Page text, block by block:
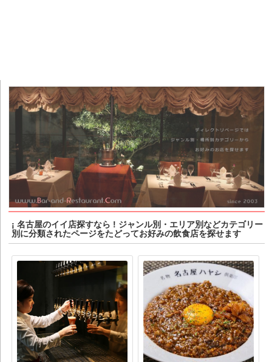
¡ 名古屋のイイ店探すなら ! ジャンル別・エリア別などカテゴリー
別に分類されたページをたどってお好みの飲食店を探せます